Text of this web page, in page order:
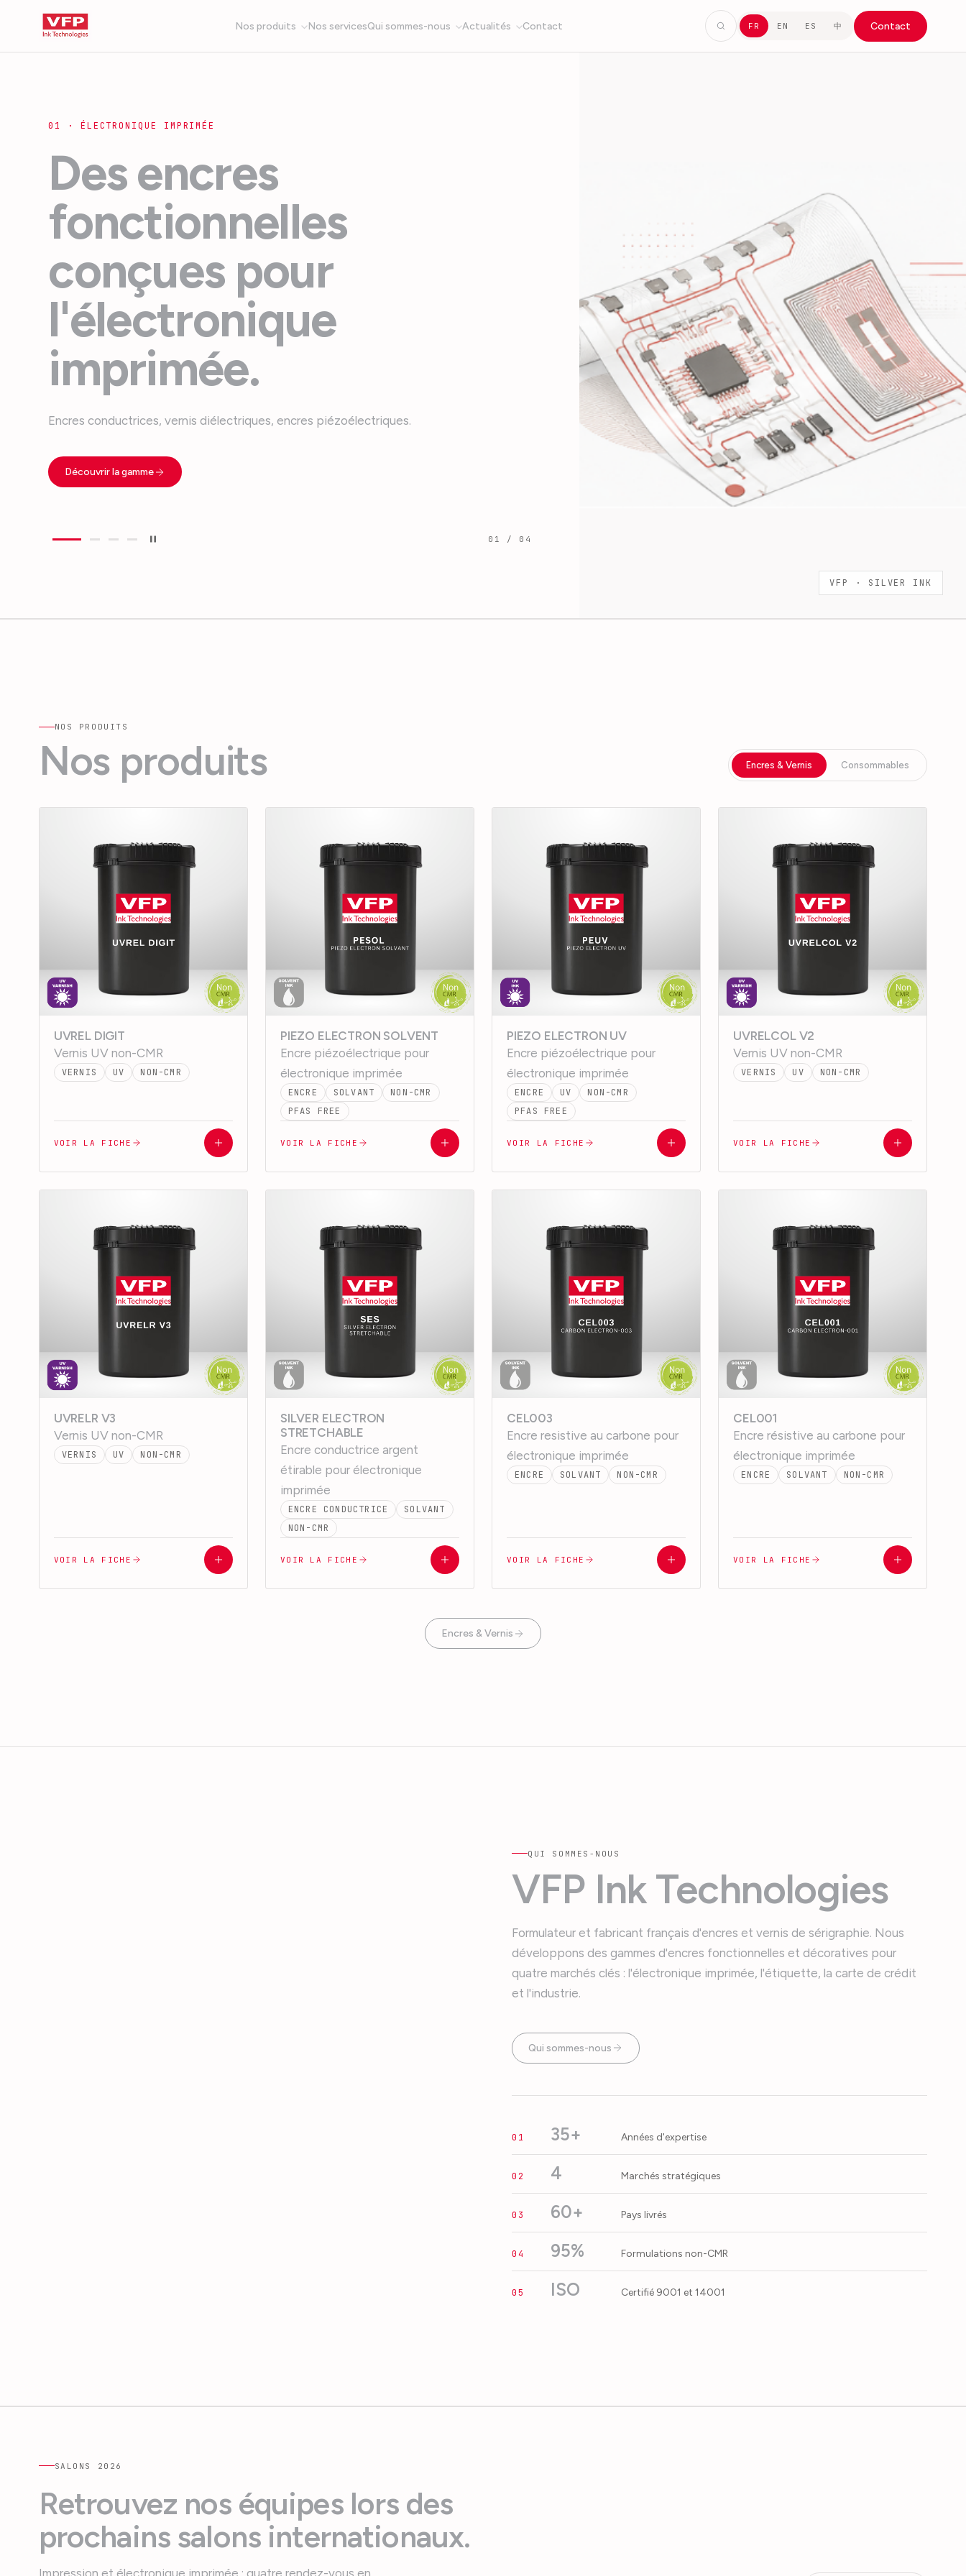
Nos produits Nos servicesQui sommes-nous Actualités Contact FR EN ES 中 Contact
01 · ÉLECTRONIQUE IMPRIMÉE
Des encres
fonctionnelles
conçues pour
l'électronique
imprimée.
Encres conductrices, vernis diélectriques, encres piézoélectriques.
Découvrir la gamme
0 1 / 0 4
VFP · SILVER INK
NOS PRODUITS
Nos produits Encres & Vernis Consommables
UVREL DIGIT
Vernis UV non-CMR
VERNIS UV NON-CMR
VOIR LA FICHE
PIEZO ELECTRON SOLVENT
Encre piézoélectrique pour
électronique imprimée
ENCRE SOLVANT
NON-CMR
PFAS FREE
VOIR LA FICHE
PIEZO ELECTRON UV
Encre piézoélectrique pour
électronique imprimée
ENCRE UV
NON-CMR
PFAS FREE
VOIR LA FICHE
UVRELCOL V2
Vernis UV non-CMR
VERNIS UV NON-CMR
VOIR LA FICHE
UVRELR V3
Vernis UV non-CMR
VERNIS UV NON-CMR
VOIR LA FICHE
SILVER ELECTRON
STRETCHABLE
Encre conductrice argent
étirable pour électronique
imprimée
ENCRE CONDUCTRICE
SOLVANT
NON-CMR
VOIR LA FICHE
CEL003
Encre resistive au carbone pour
électronique imprimée
ENCRE SOLVANT NON-CMR
VOIR LA FICHE
CEL001
Encre résistive au carbone pour
électronique imprimée
ENCRE SOLVANT NON-CMR
VOIR LA FICHE
Encres & Vernis
QUI SOMMES-NOUS
VFP Ink Technologies
Formulateur et fabricant français d'encres et vernis de sérigraphie. Nous
développons des gammes d'encres fonctionnelles et décoratives pour
quatre marchés clés : l'électronique imprimée, l'étiquette, la carte de crédit
et l'industrie.
Qui sommes-nous
01 35+ Années d'expertise
02 4 Marchés stratégiques
03 60+ Pays livrés
04 95% Formulations non-CMR
05 ISO Certifié 9001 et 14001
SALONS 2026
Retrouvez nos équipes lors des
prochains salons internationaux.
Impression et électronique imprimée : quatre rendez-vous en